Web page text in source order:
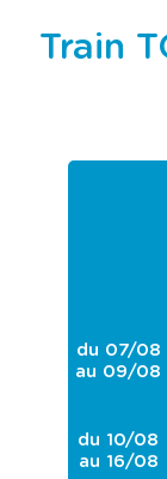
Train
du 07/08
au 09/08
du 10/08
au 16/08